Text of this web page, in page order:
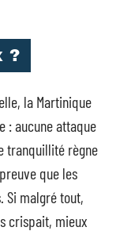
?
la Martinique
: aucune attaque
tranquillité règne
que les
Si malgré tout,
crispait, mieux